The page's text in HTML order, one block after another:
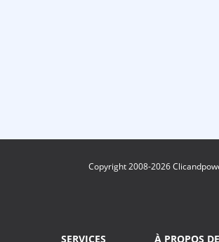
Copyright 2008-2026
SERVICES
À PROPOS DE